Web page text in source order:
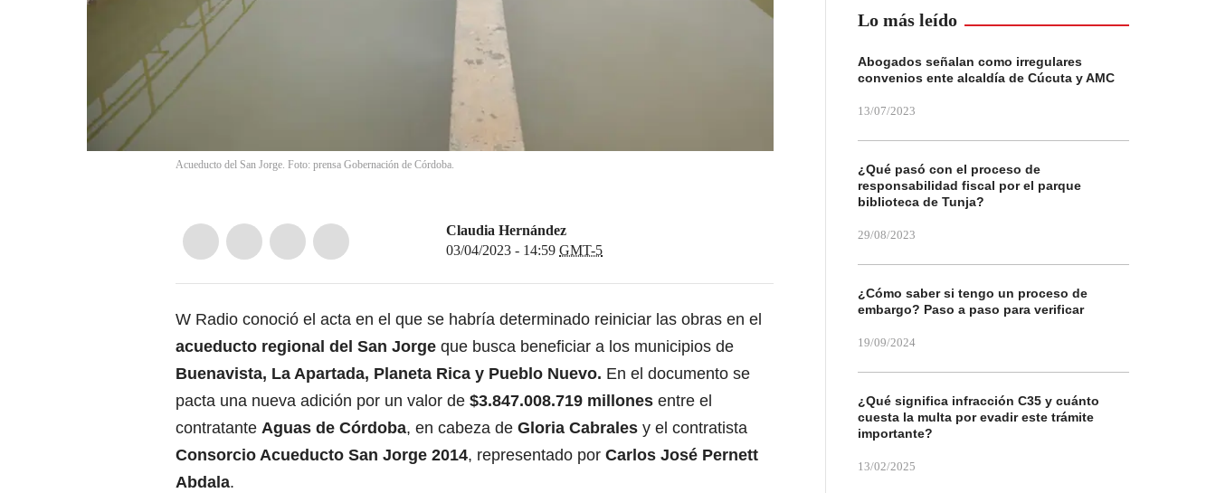
Acueducto del San Jorge. Foto: prensa Gobernación de Córdoba.
Claudia Hernández
03/04/2023 - 14:59 GMT-5
W Radio conoció el acta en el que se habría determinado reiniciar las obras en el
acueducto regional del San Jorge que busca beneficiar a los municipios de
Buenavista, La Apartada, Planeta Rica y Pueblo Nuevo. En el documento se
pacta una nueva adición por un valor de $3.847.008.719 millones entre el
contratante Aguas de Córdoba, en cabeza de Gloria Cabrales y el contratista
Consorcio Acueducto San Jorge 2014, representado por Carlos José Pernett
Abdala.
Lo más leído
Abogados señalan como irregulares
convenios ente alcaldía de Cúcuta y AMC
13/07/2023
¿Qué pasó con el proceso de
responsabilidad fiscal por el parque
biblioteca de Tunja?
29/08/2023
¿Cómo saber si tengo un proceso de
embargo? Paso a paso para verificar
19/09/2024
¿Qué significa infracción C35 y cuánto
cuesta la multa por evadir este trámite
importante?
13/02/2025